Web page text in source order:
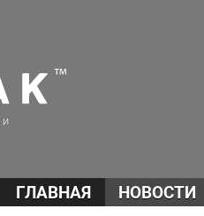
ГЛАВНАЯ НОВОСТИ